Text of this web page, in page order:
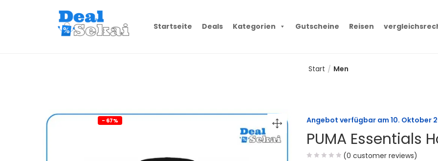
Startseite Deals Kategorien Gutscheine Reisen
Start Men
- 67% Angebot verfügbar am 10. Oktober
PUMA Essentials
(0 customer reviews)